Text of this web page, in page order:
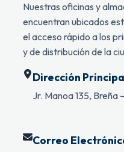
Nuestras oficinas y
encuentran ubicados
el acceso rápido a los
y de distribución de la
Dirección
Jr. Manoa 135, Breña
Correo